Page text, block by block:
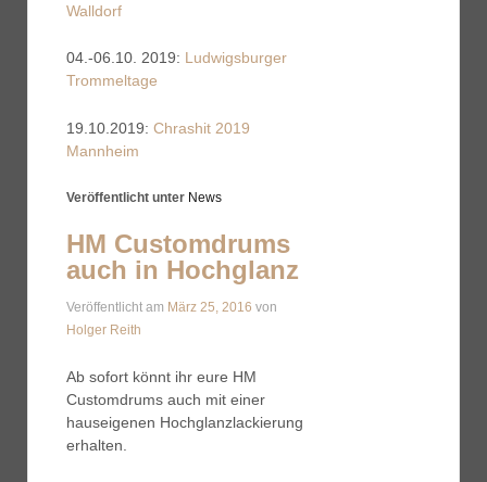
Walldorf
04.-06.10. 2019: Ludwigsburger
Trommeltage
19.10.2019: Chrashit 2019
Mannheim
Veröffentlicht unter News
HM Customdrums
auch in Hochglanz
Veröffentlicht am März 25, 2016 von
Holger Reith
Ab sofort könnt ihr eure HM
Customdrums auch mit einer
hauseigenen Hochglanzlackierung
erhalten.